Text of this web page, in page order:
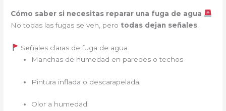
Cómo saber si necesitas reparar una fuga de agua
No todas las fugas se ven, pero todas dejan señales
Señales claras de fuga de agua:
Manchas de humedad en paredes o techos
Pintura inflada o descarapelada
Olor a humedad